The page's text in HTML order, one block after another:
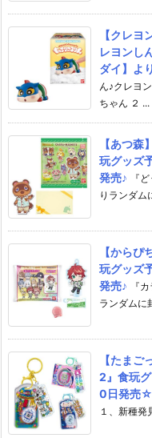
【クレ
レヨンし
ダイ】よ
ん♪クレヨ
ちゃん ２ ...
【あつ
玩グッズ
発売♪
『
りランダム
【から
玩グッズ
発売♪
『
ランダムに
【たま
2』食玩
0日発売☆
１、新種発